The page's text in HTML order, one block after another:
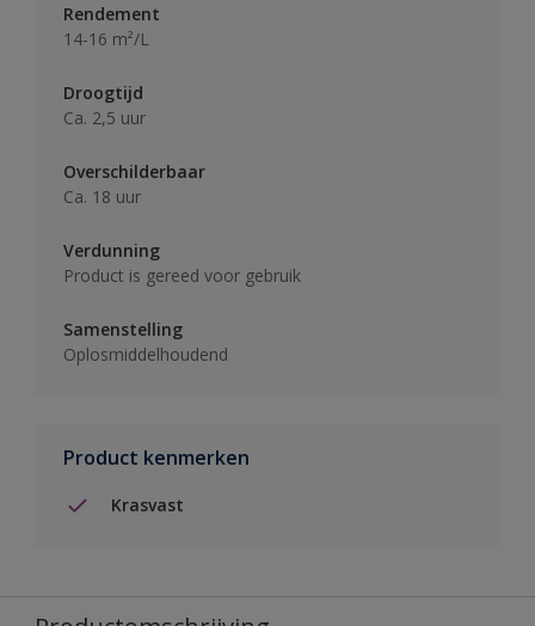
Rendement
14-16 m²/L
Droogtijd
Ca. 2,5 uur
Overschilderbaar
Ca. 18 uur
Verdunning
Product is gereed voor gebruik
Samenstelling
Oplosmiddelhoudend
Product kenmerken
Krasvast